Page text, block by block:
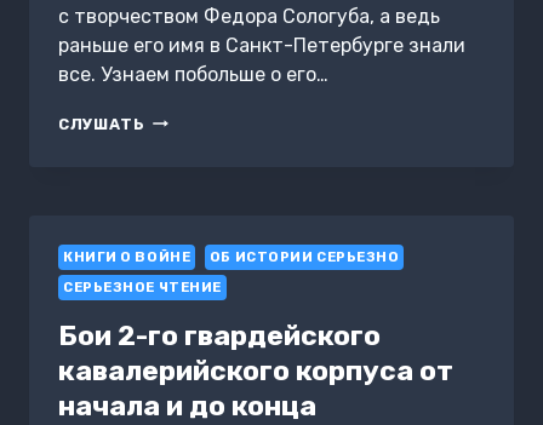
с творчеством Федора Сологуба, а ведь
раньше его имя в Санкт-Петербурге знали
все. Узнаем побольше о его…
СЛУШАТЬ ДЕКАБРИСТ
КНИГИ О ВОЙНЕ
ОБ ИСТОРИИ СЕРЬЕЗНО
СЕРЬЕЗНОЕ ЧТЕНИЕ
Бои 2-го гвардейского
кавалерийского корпуса от
начала и до конца